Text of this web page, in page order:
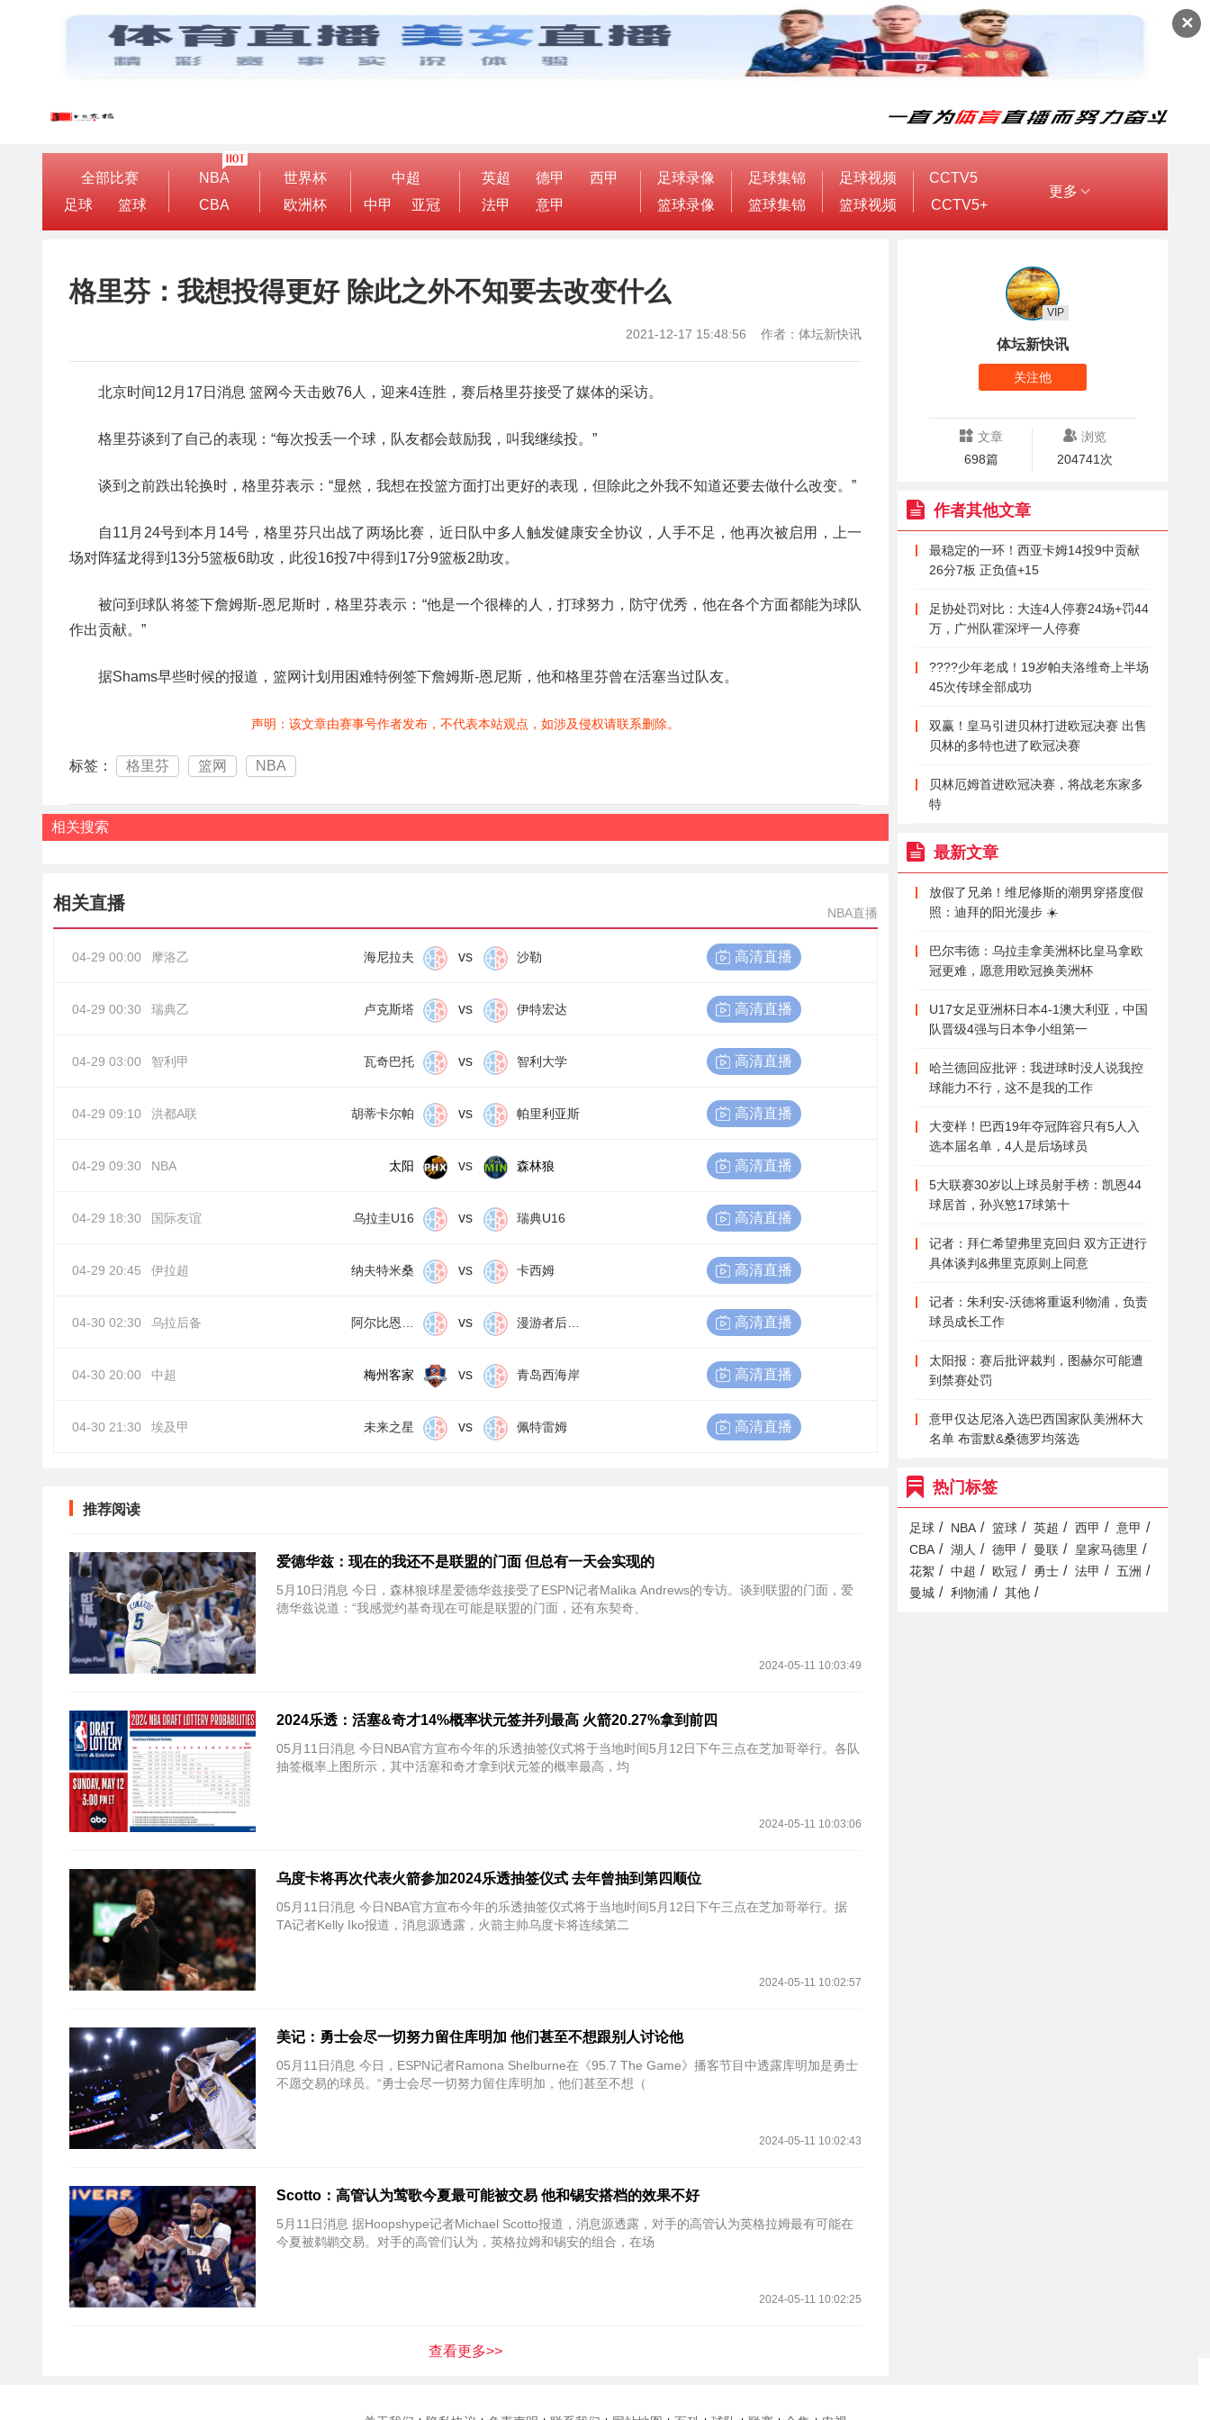
✕
全部比赛
足球
篮球
NBA
CBA
世界杯
欧洲杯
中超
中甲
亚冠
英超 德甲
西甲
法甲
意甲
足球录像
篮球录像
足球集锦
篮球集锦
足球视频
篮球视频
CCTV5
CCTV5+
更多
格里芬：我想投得更好 除此之外不知要去改变什么
2021-12-17 15:48:56 作者：体坛新快讯
北京时间12月17日消息 篮网今天击败76人，迎来4连胜，赛后格里芬接受了媒体的采访。
格里芬谈到了自己的表现：“每次投丢一个球，队友都会鼓励我，叫我继续投。”
谈到之前跌出轮换时，格里芬表示：“显然，我想在投篮方面打出更好的表现，但除此之外我不知道还要去做什么改变。”
自11月24号到本月14号，格里芬只出战了两场比赛，近日队中多人触发健康安全协议，人手不足，他再次被启用，上一
场对阵猛龙得到13分5篮板6助攻，此役16投7中得到17分9篮板2助攻。
被问到球队将签下詹姆斯-恩尼斯时，格里芬表示：“他是一个很棒的人，打球努力，防守优秀，他在各个方面都能为球队
作出贡献。”
据Shams早些时候的报道，篮网计划用困难特例签下詹姆斯-恩尼斯，他和格里芬曾在活塞当过队友。
声明：该文章由赛事号作者发布，不代表本站观点，如涉及侵权请联系删除。
标签： 格里芬 篮网 NBA
相关搜索
相关直播 NBA直播
04-29 00:00 摩洛乙 海尼拉夫 vs 沙勒 高清直播
04-29 00:30 瑞典乙 卢克斯塔 vs 伊特宏达 高清直播
04-29 03:00 智利甲 瓦奇巴托 vs 智利大学 高清直播
04-29 09:10 洪都A联 胡蒂卡尔帕 vs 帕里利亚斯 高清直播
04-29 09:30 NBA 太阳 vs 森林狼 高清直播
04-29 18:30 国际友谊 乌拉圭U16 vs 瑞典U16 高清直播
04-29 20:45 伊拉超 纳夫特米桑 vs 卡西姆 高清直播
04-30 02:30 乌拉后备 vs 高清直播
04-30 20:00 中超 梅州客家 vs 青岛西海岸 高清直播
04-30 21:30 埃及甲 未来之星 vs 佩特雷姆 高清直播
推荐阅读
爱德华兹：现在的我还不是联盟的门面 但总有一天会实现的
5月10日消息 今日，森林狼球星爱德华兹接受了ESPN记者Malika Andrews的专访。谈到联盟的门面，爱
德华兹说道：“我感觉约基奇现在可能是联盟的门面，还有东契奇、
2024-05-11 10:03:49
2024乐透：活塞&奇才14%概率状元签并列最高 火箭20.27%拿到前四
05月11日消息 今日NBA官方宣布今年的乐透抽签仪式将于当地时间5月12日下午三点在芝加哥举行。各队
抽签概率上图所示，其中活塞和奇才拿到状元签的概率最高，均
2024-05-11 10:03:06
乌度卡将再次代表火箭参加2024乐透抽签仪式 去年曾抽到第四顺位
05月11日消息 今日NBA官方宣布今年的乐透抽签仪式将于当地时间5月12日下午三点在芝加哥举行。据
TA记者Kelly Iko报道，消息源透露，火箭主帅乌度卡将连续第二
2024-05-11 10:02:57
美记：勇士会尽一切努力留住库明加 他们甚至不想跟别人讨论他
05月11日消息 今日，ESPN记者Ramona Shelburne在《95.7 The Game》播客节目中透露库明加是勇士
不愿交易的球员。“勇士会尽一切努力留住库明加，他们甚至不想（
2024-05-11 10:02:43
Scotto：高管认为莺歌今夏最可能被交易 他和锡安搭档的效果不好
5月11日消息 据Hoopshype记者Michael Scotto报道，消息源透露，对手的高管认为英格拉姆最有可能在
今夏被鹈鹕交易。对手的高管们认为，英格拉姆和锡安的组合，在场
2024-05-11 10:02:25
查看更多>>
体坛新快讯
VIP
关注他
文章
698篇
浏览
204741次
作者其他文章
最稳定的一环！西亚卡姆14投9中贡献
26分7板 正负值+15
足协处罚对比：大连4人停赛24场+罚44
万，广州队霍深坪一人停赛
????少年老成！19岁帕夫洛维奇上半场
45次传球全部成功
双赢！皇马引进贝林打进欧冠决赛 出售
贝林的多特也进了欧冠决赛
贝林厄姆首进欧冠决赛，将战老东家多
特
最新文章
放假了兄弟！维尼修斯的潮男穿搭度假
照：迪拜的阳光漫步 ☀️
巴尔韦德：乌拉圭拿美洲杯比皇马拿欧
冠更难，愿意用欧冠换美洲杯
U17女足亚洲杯日本4-1澳大利亚，中国
队晋级4强与日本争小组第一
哈兰德回应批评：我进球时没人说我控
球能力不行，这不是我的工作
大变样！巴西19年夺冠阵容只有5人入
选本届名单，4人是后场球员
5大联赛30岁以上球员射手榜：凯恩44
球居首，孙兴慜17球第十
记者：拜仁希望弗里克回归 双方正进行
具体谈判&弗里克原则上同意
记者：朱利安-沃德将重返利物浦，负责
球员成长工作
太阳报：赛后批评裁判，图赫尔可能遭
到禁赛处罚
意甲仅达尼洛入选巴西国家队美洲杯大
名单 布雷默&桑德罗均落选
热门标签
足球 / NBA / 篮球 / 英超 / 西甲 / 意甲 /
CBA / 湖人 / 德甲 / 曼联 / 皇家马德里 /
花絮 / 中超 / 欧冠 / 勇士 / 法甲 / 五洲 /
曼城 / 利物浦 / 其他 /